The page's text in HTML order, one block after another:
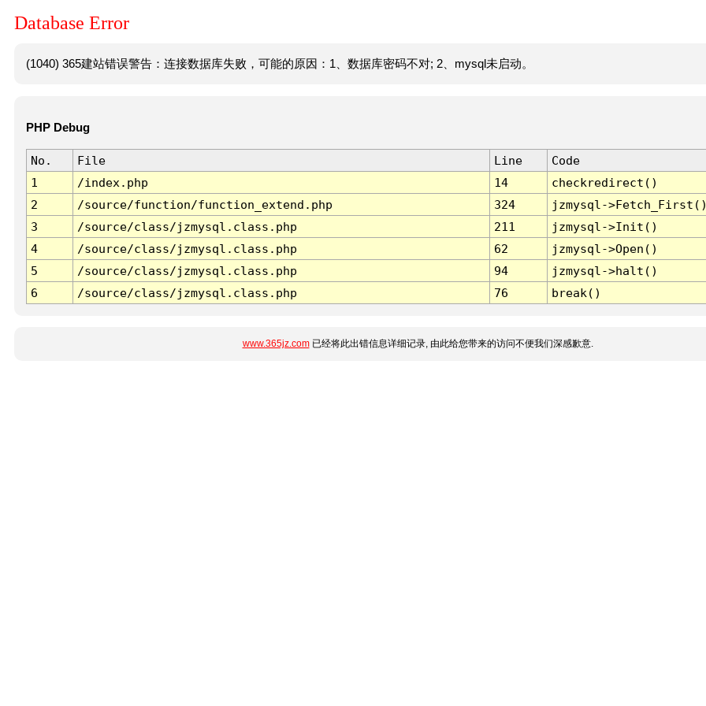
Database Error
(1040) 365建站错误警告：连接数据库失败，可能的原因：1、数据库密码不对; 2、mysql未启动。
PHP Debug
No. File Line
Code
1
/index.php 14
checkredirect()
2
/source/function/function_extend.php 324
jzmysql-
3
/source/class/jzmysql.class.php 211
jzmysql->Init()
4
/source/class/jzmysql.class.php 62
jzmysql->Open()
5
/source/class/jzmysql.class.php 94
jzmysql->halt()
6
/source/class/jzmysql.class.php 76 break()
www.365jz.com已经将此出错信息详细记录, 由此给您带来的访问不便我们深感歉意.